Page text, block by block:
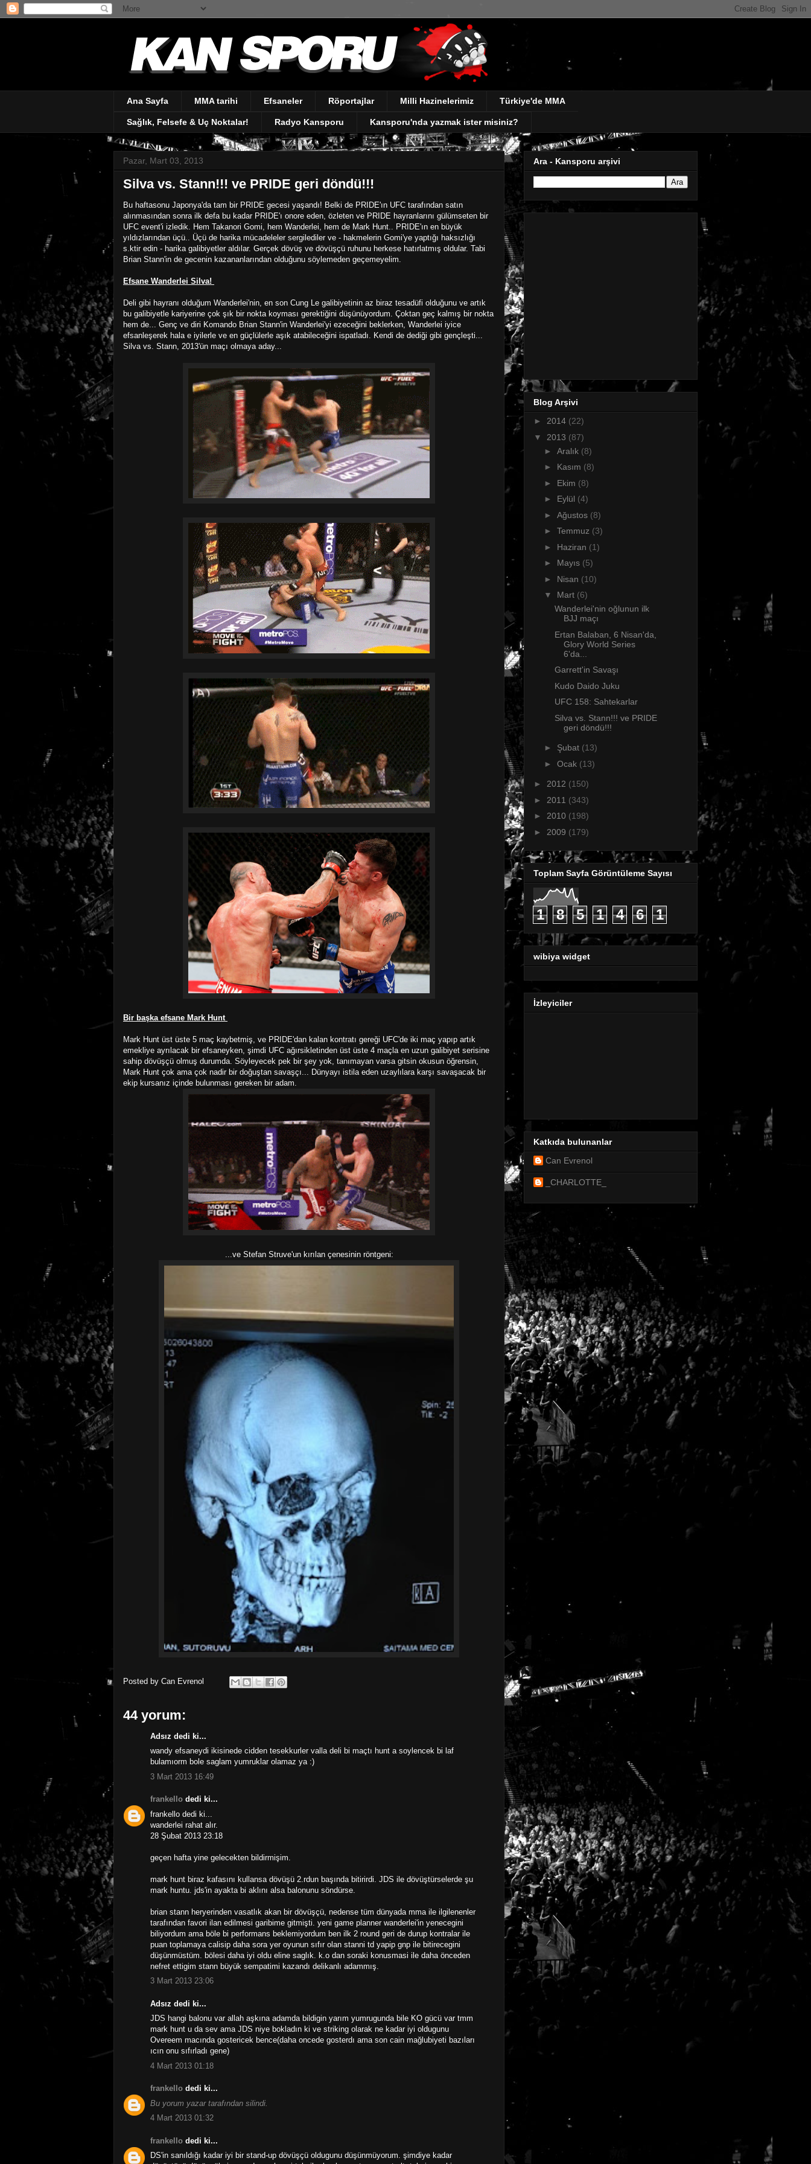
Ana Sayfa MMA tarihi Efsaneler Röportajlar Milli Hazinelerimiz Türkiye'de MMA
Sağlık, Felsefe & Uç Noktalar! Radyo Kansporu Kansporu'nda yazmak ister misiniz?
Pazar, Mart 03, 2013
Silva vs. Stann!!! ve PRIDE geri döndü!!!
Bu haftasonu Japonya'da tam bir PRIDE gecesi yaşandı! Belki de PRIDE'ın UFC tarafından satın
alınmasından sonra ilk defa bu kadar PRIDE'ı onore eden, özleten ve PRIDE hayranlarını gülümseten bir
UFC event'i izledik. Hem Takanori Gomi, hem Wanderlei, hem de Mark Hunt.. PRIDE'ın en büyük
yıldızlarından üçü.. Üçü de harika mücadeleler sergilediler ve - hakmelerin Gomi'ye yaptığı haksızlığı
s.ktir edin - harika galibiyetler aldılar. Gerçek dövüş ve dövüşçü ruhunu herkese hatırlatmış oldular. Tabi
Brian Stann'in de gecenin kazananlarından olduğunu söylemeden geçemeyelim.
Efsane Wanderlei Silva!
Deli gibi hayranı olduğum Wanderlei'nin, en son Cung Le galibiyetinin az biraz tesadüfi olduğunu ve artık
bu galibiyetle kariyerine çok şık bir nokta koyması gerektiğini düşünüyordum. Çoktan geç kalmış bir nokta
hem de... Genç ve diri Komando Brian Stann'in Wanderlei'yi ezeceğini beklerken, Wanderlei iyice
efsanleşerek hala e iyilerle ve en güçlülerle aşık atabileceğini ispatladı. Kendi de dediği gibi gençleşti...
Silva vs. Stann, 2013'ün maçı olmaya aday...
Bir başka efsane Mark Hunt
Mark Hunt üst üste 5 maç kaybetmiş, ve PRIDE'dan kalan kontratı gereği UFC'de iki maç yapıp artık
emekliye ayrılacak bir efsaneyken, şimdi UFC ağırsikletinden üst üste 4 maçla en uzun galibiyet serisine
sahip dövüşçü olmuş durumda. Söyleyecek pek bir şey yok, tanımayan varsa gitsin okusun öğrensin,
Mark Hunt çok ama çok nadir bir doğuştan savaşçı... Dünyayı istila eden uzaylılara karşı savaşacak bir
ekip kursanız içinde bulunması gereken bir adam.
...ve Stefan Struve'un kırılan çenesinin röntgeni:
Posted by Can Evrenol
44 yorum:
Adsız dedi ki...
wandy efsaneydi ikisinede cidden tesekkurler valla deli bi maçtı hunt a soylencek bi laf
bulamıorm bole saglam yumruklar olamaz ya :)
3 Mart 2013 16:49
frankello dedi ki...
frankello dedi ki...
wanderlei rahat alır.
28 Şubat 2013 23:18
geçen hafta yine gelecekten bildirmişim.
mark hunt biraz kafasını kullansa dövüşü 2.rdun başında bitirirdi. JDS ile dövüştürselerde şu
mark huntu. jds'in ayakta bi aklını alsa balonunu söndürse.
brian stann heryerinden vasatlık akan bir dövüşçü, nedense tüm dünyada mma ile ilgilenenler
tarafından favori ilan edilmesi garibime gitmişti. yeni game planner wanderlei'in yenecegini
biliyordum ama böle bi performans beklemiyordum ben ilk 2 round geri de durup kontralar ile
puan toplamaya calisip daha sora yer oyunun sıfır olan stanni td yapip gnp ile bitirecegini
düşünmüstüm. bölesi daha iyi oldu eline saglık. k.o dan soraki konusmasi ile daha önceden
nefret ettigim stann büyük sempatimi kazandı delikanlı adammış.
3 Mart 2013 23:06
Adsız dedi ki...
JDS hangi balonu var allah aşkına adamda bildigin yarım yumrugunda bile KO gücü var tmm
mark hunt u da sev ama JDS niye bokladın ki ve striking olarak ne kadar iyi oldugunu
Overeem macında gostericek bence(daha oncede gosterdı ama son cain mağlubiyeti bazıları
ıcın onu sıfırladı gene)
4 Mart 2013 01:18
frankello dedi ki...
Bu yorum yazar tarafından silindi.
4 Mart 2013 01:32
frankello dedi ki...
DS'in sanıldığı kadar iyi bir stand-up dövüşçü oldugunu düşünmüyorum. şimdiye kadar
Ara - Kansporu arşivi
Blog Arşivi
► 2014 (22)
▼ 2013 (87)
► Aralık (8)
► Kasım (8)
► Ekim (8)
► Eylül (4)
► Ağustos (8)
► Temmuz (3)
► Haziran (1)
► Mayıs (5)
► Nisan (10)
▼ Mart (6)
Wanderlei'nin oğlunun ilk
BJJ maçı
Ertan Balaban, 6 Nisan'da,
Glory World Series
6'da...
Garrett'in Savaşı
Kudo Daido Juku
UFC 158: Sahtekarlar
Silva vs. Stann!!! ve PRIDE
geri döndü!!!
► Şubat (13)
► Ocak (13)
► 2012 (150)
► 2011 (343)
► 2010 (198)
► 2009 (179)
Toplam Sayfa Görüntüleme Sayısı
1 8 5 1 4 6 1
wibiya widget
İzleyiciler
Katkıda bulunanlar
Can Evrenol
_CHARLOTTE_